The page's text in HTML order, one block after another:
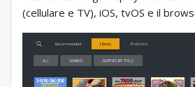
(cellulare e TV), iOS, tvOS e il